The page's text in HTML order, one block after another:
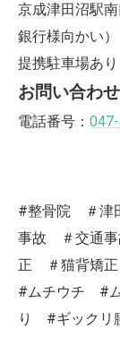
京成津田沼駅
銀行様向かい）
提携駐車場あり
お問い合わせ
電話番号：
#整骨院 ＃津
事故 ＃交通
正 ＃猫背矯
#ムチウチ #
り #ギックリ